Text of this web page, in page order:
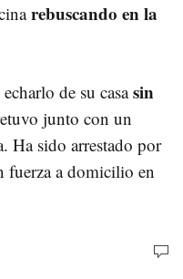
rebuscando en la
de su casasin
junto con un
Ha sido arrestado por
fuerza a domicilio en